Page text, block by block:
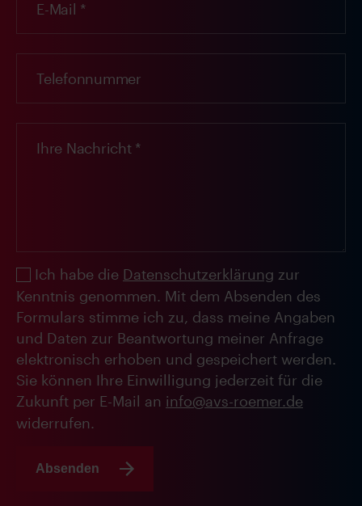
Ich habe die Datenschutzerklärung zur
Kenntnis genommen. Mit dem Absenden des
Formulars stimme ich zu, dass meine Angaben
und Daten zur Beantwortung meiner Anfrage
elektronisch erhoben und gespeichert werden.
Sie können Ihre Einwilligung jederzeit für die
Zukunft per E-Mail an info@avs-roemer.de
widerrufen.
Absenden